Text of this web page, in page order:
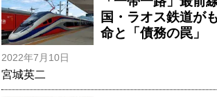
国・ラオス鉄道が
命と「債務の罠」
2022年7月10日
宮城英二